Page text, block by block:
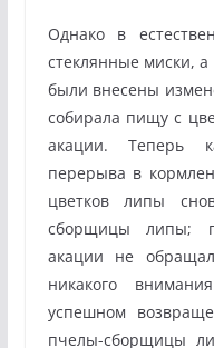
Однако в
стеклянные миски,
были внесены
собирала пищу с
акации. Теперь
перерыва в
цветков липы
сборщицы липы;
акации не
никакого
успешном
пчелы-сборщицы